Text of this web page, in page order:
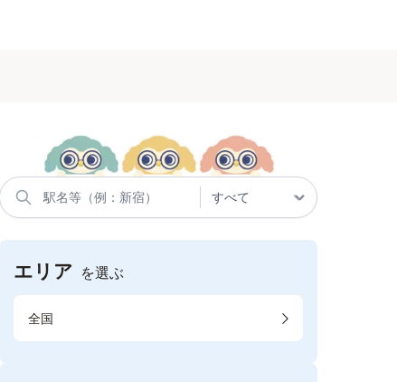
エリア を選ぶ
全国